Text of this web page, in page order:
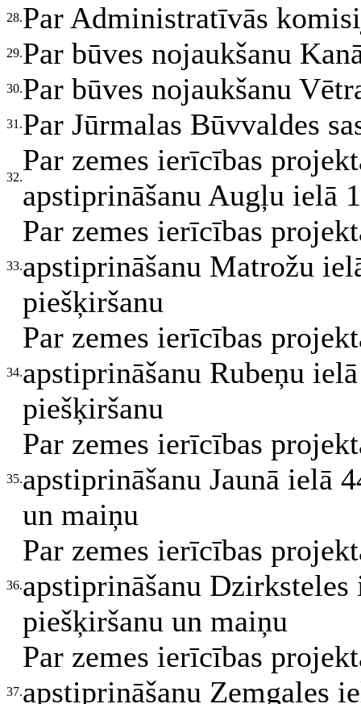
28.Par Administratīvās
29.Par būves nojaukšanu
30.Par būves nojaukšanu
31.Par Jūrmalas Būvvaldes
32.
Par zemes ierīcības
apstiprināšanu Augļu ielā
33.
Par zemes ierīcības
apstiprināšanu Matrožu
piešķiršanu
34.
Par zemes ierīcības
apstiprināšanu Rubeņu
piešķiršanu
35.
Par zemes ierīcības
apstiprināšanu Jaunā ielā
un maiņu
36.
Par zemes ierīcības
apstiprināšanu Dzirksteles
piešķiršanu un maiņu
37.
Par zemes ierīcības
apstiprināšanu Zemgales